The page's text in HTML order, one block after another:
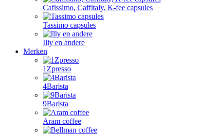
Cafissimo, Caffitaly, K-fee capsules
Tassimo capsules
Illy en andere
Merken
1Zpresso
4Barista
9Barista
Aram coffee